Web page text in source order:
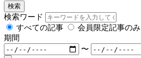
検索
検索ワード
すべての記事
会員限定記事のみ
期間
〜